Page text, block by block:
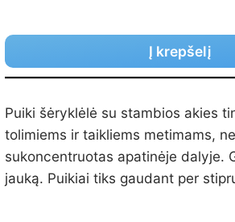
Į krepšelį
Puiki šėryklėlė su stambios akies
tolimiems ir taikliems metimams,
sukoncentruotas apatinėje dalyje.
jauką. Puikiai tiks gaudant per